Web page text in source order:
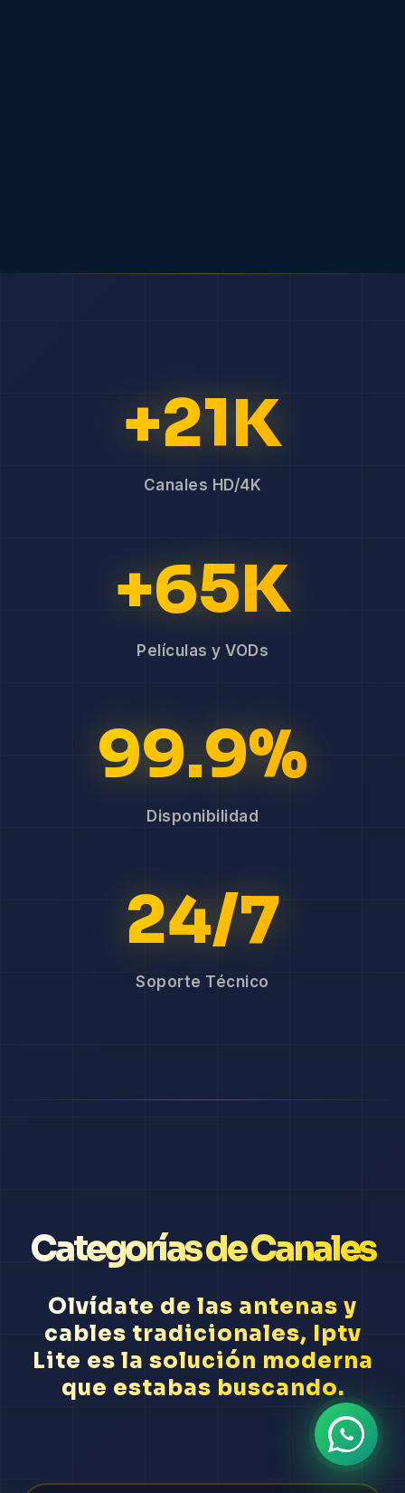
+21K
Canales HD/4K
+65K
Películas y VODs
99.9%
Disponibilidad
24/7
Soporte Técnico
Categorías de Canales
Olvídate de las antenas y
cables tradicionales, Iptv
Lite es la solución moderna
que estabas buscando.